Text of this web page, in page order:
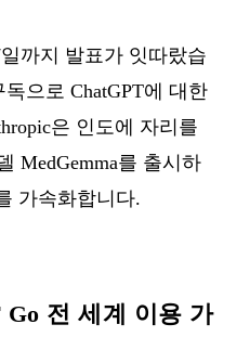
까지 발표가 잇따랐습
으로 ChatGPT에 대한
은 인도에 자리를
MedGemma를 출시하
가속화합니다.
전 세계 이용 가